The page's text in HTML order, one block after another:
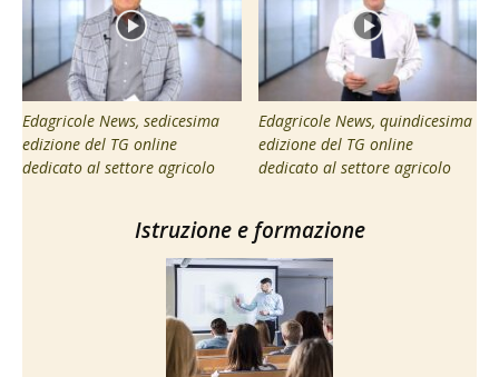
Edagricole News, sedicesima
edizione del TG online
dedicato al settore agricolo
Edagricole News, quindicesima
edizione del TG online
dedicato al settore agricolo
Istruzione e formazione